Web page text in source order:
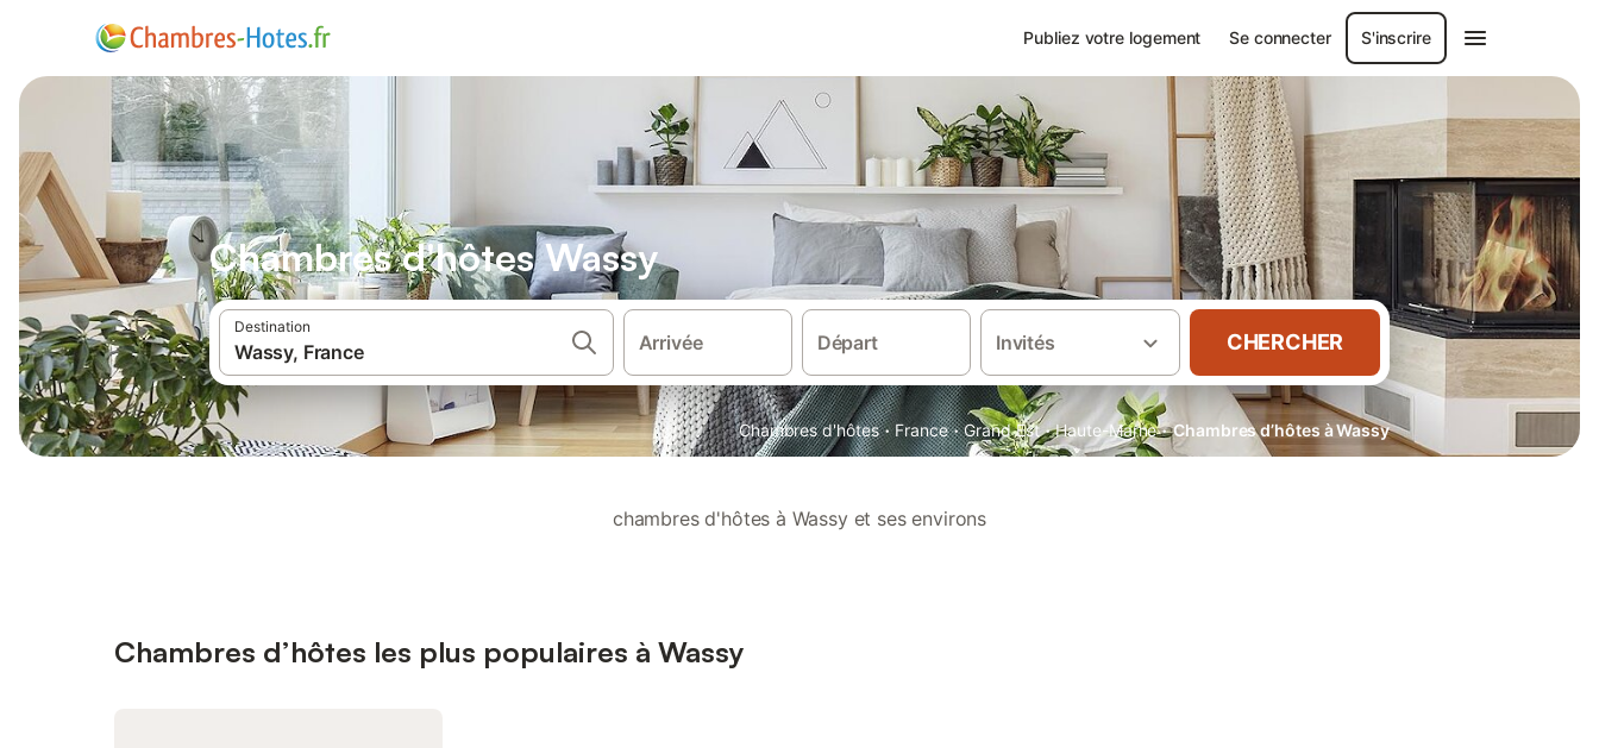
Publiez votre logement Se connecter S'inscrire
Chambres d'hôtes Wassy
Destination
Arrivée Départ Invités CHERCHER
Chambres d'hôtes · France · Grand Est · Haute-Marne · Chambres d’hôtes à Wassy
chambres d'hôtes à Wassy et ses environs
Chambres d’hôtes les plus populaires à Wassy